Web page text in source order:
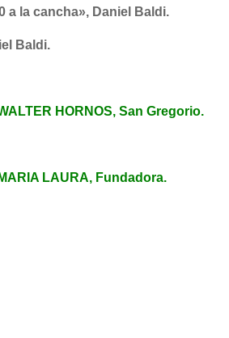
Daniel Baldi.
HORNOS, San Gregorio.
MARIA LAURA, Fundadora.